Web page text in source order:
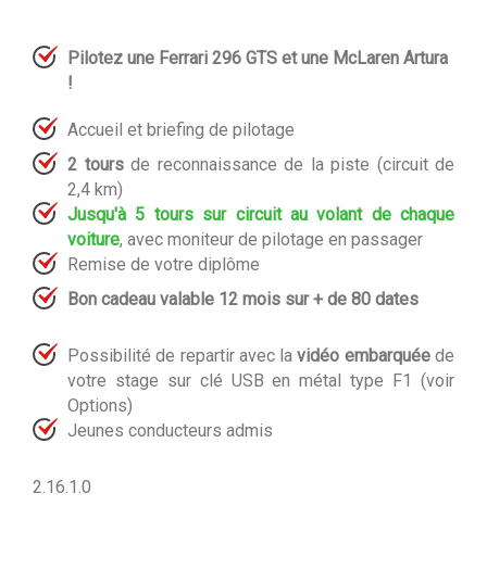
Pilotez une Ferrari 296 GTS et une McLaren Artura
!
Accueil et briefing de pilotage
2 toursde reconnaissance de la piste (circuit de
2,4 km)
Jusqu'à 5 tours sur circuit au volant de chaque
voiture, avec moniteur de pilotage en passager
Remise de votre diplôme
Bon cadeau valable 12 mois sur + de 80 dates
Possibilité de repartir avec lavidéo embarquéede
votre stage sur clé USB en métal type F1 (voir
Options)
Jeunes conducteurs admis
2.16.1.0